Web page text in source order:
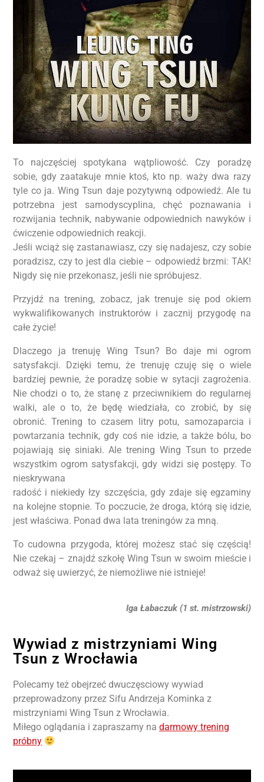
To najczęściej spotykana wątpliowość. Czy poradzę
sobie, gdy zaatakuje mnie ktoś, kto np. waży dwa razy
tyle co ja. Wing Tsun daje pozytywną odpowiedź. Ale tu
potrzebna jest samodyscyplina, chęć poznawania i
rozwijania technik, nabywanie odpowiednich nawyków i
ćwiczenie odpowiednich reakcji.
Jeśli wciąż się zastanawiasz, czy się nadajesz, czy sobie
poradzisz, czy to jest dla ciebie – odpowiedź brzmi: TAK!
Nigdy się nie przekonasz, jeśli nie spróbujesz.
Przyjdź na trening, zobacz, jak trenuje się pod okiem
wykwalifikowanych instruktorów i zacznij przygodę na
całe życie!
Dlaczego ja trenuję Wing Tsun? Bo daje mi ogrom
satysfakcji. Dzięki temu, że trenuję czuję się o wiele
bardziej pewnie, że poradzę sobie w sytacji zagrożenia.
Nie chodzi o to, że stanę z przeciwnikiem do regularnej
walki, ale o to, że będę wiedziała, co zrobić, by się
obronić. Trening to czasem litry potu, samozaparcia i
powtarzania technik, gdy coś nie idzie, a także bólu, bo
pojawiają się siniaki. Ale trening Wing Tsun to przede
wszystkim ogrom satysfakcji, gdy widzi się postępy. To
nieskrywana
radość i niekiedy łzy szczęścia, gdy zdaje się egzaminy
na kolejne stopnie. To poczucie, że droga, którą się idzie,
jest właściwa. Ponad dwa lata treningów za mną.
To cudowna przygoda, której możesz stać się częścią!
Nie czekaj – znajdź szkołę Wing Tsun w swoim mieście i
odważ się uwierzyć, że niemożliwe nie istnieje!
Iga Łabaczuk (1 st. mistrzowski)
Wywiad z mistrzyniami Wing
Tsun z Wrocławia
Polecamy też obejrzeć dwuczęsciowy wywiad
przeprowadzony przez Sifu Andrzeja Kominka z
mistrzyniami Wing Tsun z Wrocławia.
Miłego oglądania i zapraszamy na darmowy trening
próbny